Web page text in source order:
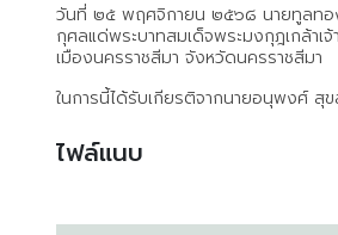
วันที่ ๒๕ พฤศจิกายน ๒๕๖๘ นายทูลทอ
กุศลแด่พระบาทสมเด็จพระมงกุฎเกล้า
เมืองนครราชสีมา จังหวัดนครราชสีมา
ในการนี้ได้รับเกียรติจากนายอนุพงศ์ สุ
ไฟล์แนบ